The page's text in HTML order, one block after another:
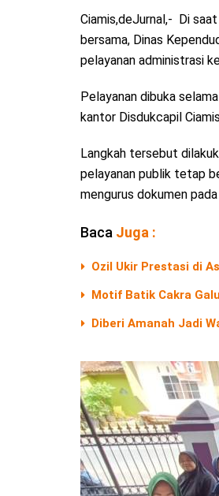
Ciamis,deJurnal,- Di
bersama, Dinas
pelayanan administrasi
Pelayanan dibuka
kantor Disdukcapil
Langkah tersebut
pelayanan publik tetap
mengurus dokumen
Baca Juga :
Ozil Ukir Prestasi di
Motif Batik Cakra
Diberi Amanah Jadi